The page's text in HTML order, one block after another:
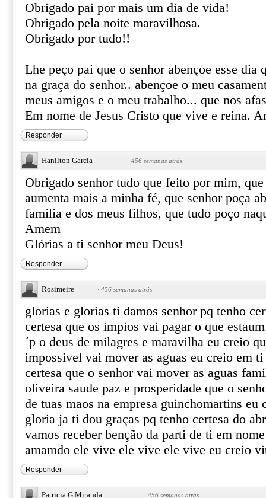
Obrigado pai por mais um dia de vida!
Obrigado pela noite maravilhosa.
Obrigado por tudo!!
Lhe peço pai que o senhor abençoe esse dia
na graça do senhor.. abençoe o meu
meus amigos e o meu trabalho... que nos
Em nome de Jesus Cristo que vive e reina.
Responder
Hanilton Garcia · 456 semanas atrás
Obrigado senhor tudo que feito por mim,
aumenta mais a minha fé, que senhor poça
família e dos meus filhos, que tudo poço
Amem
Glórias a ti senhor meu Deus!
Responder
Rosimeire · 456 semanas atrás
glorias e glorias ti damos senhor pq tenho
certesa que os impios vai pagar o que
´p o deus de milagres e maravilha eu creio
impossivel vai mover as aguas eu creio em ti
certesa que o senhor vai mover as aguas
oliveira saude paz e prosperidade que o
de tuas maos na empresa guinchomartins eu
gloria ja ti dou graças pq tenho certesa do
vamos receber benção da parti de ti em
amamdo ele vive ele vive ele vive eu creio
Responder
Patricia G.Miranda · 456 semanas atrás